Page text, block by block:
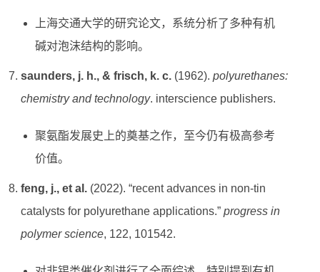
上海交通大学的研究论文，系统分析了多种有机
碱对泡沫结构的影响。
saunders, j. h., & frisch, k. c.(1962). polyurethanes:
chemistry and technology. interscience publishers.
聚氨酯发展史上的奠基之作，至今仍有极高参考
价值。
feng, j., et al.(2022). “recent advances in non-tin
catalysts for polyurethane applications.” progress in
polymer science, 122, 101542.